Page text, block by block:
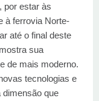
por estar às
à ferrovia Norte-
até o final deste
sua
de mais moderno.
tecnologias e
dimensão que